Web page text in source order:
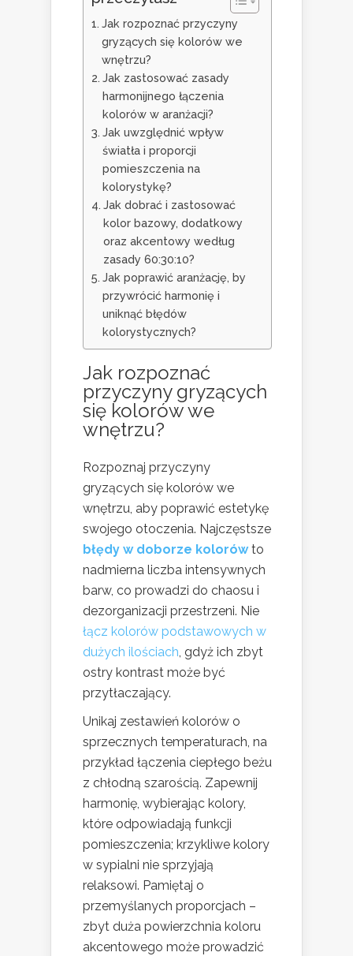
Jak rozpoznać przyczyny
gryzących się kolorów we
wnętrzu?
Jak zastosować zasady
harmonijnego łączenia
kolorów w aranżacji?
Jak uwzględnić wpływ
światła i proporcji
pomieszczenia na
kolorystykę?
Jak dobrać i zastosować
kolor bazowy, dodatkowy
oraz akcentowy według
zasady 60:30:10?
Jak poprawić aranżację, by
przywrócić harmonię i
uniknąć błędów
kolorystycznych?
Jak rozpoznać
przyczyny gryzących
się kolorów we
wnętrzu?
Rozpoznaj przyczyny
gryzących się kolorów we
wnętrzu, aby poprawić estetykę
swojego otoczenia. Najczęstsze
błędy w doborze kolorówto
nadmierna liczba intensywnych
barw, co prowadzi do chaosu i
dezorganizacji przestrzeni. Nie
łącz kolorów podstawowych w
dużych ilościach, gdyż ich zbyt
ostry kontrast może być
przytłaczający.
Unikaj zestawień kolorów o
sprzecznych temperaturach, na
przykład łączenia ciepłego beżu
z chłodną szarością. Zapewnij
harmonię, wybierając kolory,
które odpowiadają funkcji
pomieszczenia; krzykliwe kolory
w sypialni nie sprzyjają
relaksowi. Pamiętaj o
przemyślanych proporcjach –
zbyt duża powierzchnia koloru
akcentowego może prowadzić